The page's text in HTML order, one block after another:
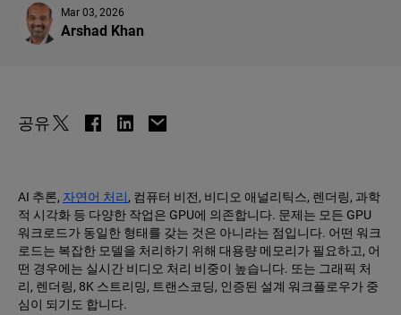
Mar 03, 2026
Arshad Khan
공유
AI 추론, 자연어 처리, 컴퓨터 비전, 비디오 애널리틱스, 렌더링, 과학
적 시각화 등 다양한 작업은 GPU에 의존합니다. 문제는 모든 GPU
워크로드가 동일한 형태를 갖는 것은 아니라는 점입니다. 어떤 워크
로드는 복잡한 모델을 처리하기 위해 대용량 메모리가 필요하고, 어
떤 경우에는 실시간 비디오 처리 비중이 높습니다. 또는 그래픽 처
리, 렌더링, 8K 스트리밍, 트랜스코딩, 인증된 설계 워크플로우가 중
심이 되기도 합니다.